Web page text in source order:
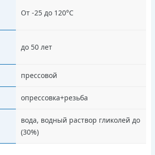
От -25 до 120°С
до 50 лет
прессовой
опрессовка+резьба
вода, водный раствор гликолей до
(30%)